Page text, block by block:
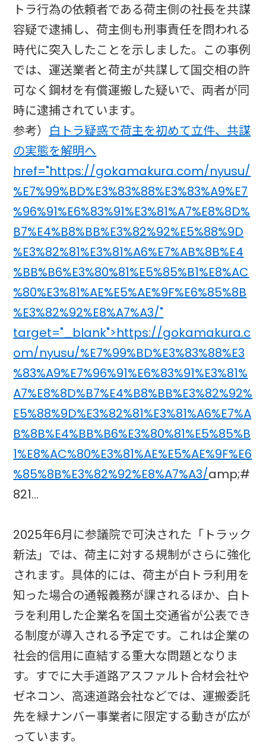
トラ行為の依頼者である荷主側の社長を共謀
容疑で逮捕し、荷主側も刑事責任を問われる
時代に突入したことを示しました。この事例
では、運送業者と荷主が共謀して国交相の許
可なく鋼材を有償運搬した疑いで、両者が同
時に逮捕されています。
参考） 白トラ疑惑で荷主を初めて立件、共謀
の実態を解明へ
href="https://gokamakura.com/nyusu/
%E7%99%BD%E3%83%88%E3%83%A9%E7
%96%91%E6%83%91%E3%81%A7%E8%8D%
B7%E4%B8%BB%E3%82%92%E5%88%9D
%E3%82%81%E3%81%A6%E7%AB%8B%E4
%BB%B6%E3%80%81%E5%85%B1%E8%AC
%80%E3%81%AE%E5%AE%9F%E6%85%8B
%E3%82%92%E8%A7%A3/"
target="_blank">https://gokamakura.c
om/nyusu/%E7%99%BD%E3%83%88%E3
%83%A9%E7%96%91%E6%83%91%E3%81%
A7%E8%8D%B7%E4%B8%BB%E3%82%92%
E5%88%9D%E3%82%81%E3%81%A6%E7%A
B%8B%E4%BB%B6%E3%80%81%E5%85%B
1%E8%AC%80%E3%81%AE%E5%AE%9F%E6
%85%8B%E3%82%92%E8%A7%A3/amp;#
821…
2025年6月に参議院で可決された「トラック
新法」では、荷主に対する規制がさらに強化
されます。具体的には、荷主が白トラ利用を
知った場合の通報義務が課されるほか、白ト
ラを利用した企業名を国土交通省が公表でき
る制度が導入される予定です。これは企業の
社会的信用に直結する重大な問題となりま
す。すでに大手道路アスファルト合材会社や
ゼネコン、高速道路会社などでは、運搬委託
先を緑ナンバー事業者に限定する動きが広が
っています。​